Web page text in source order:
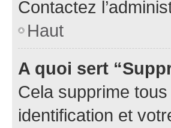
Contactez
Haut
A quoi sert
Cela supprime
identification et